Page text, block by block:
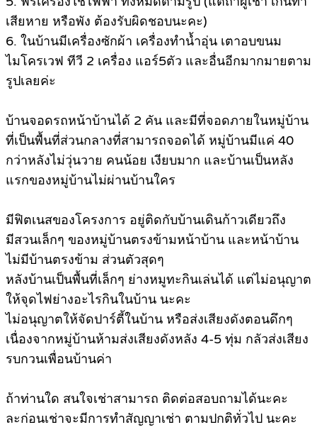
เสียหาย หรือพัง ต้องรับผิดชอบนะคะ)
6. ในบ้านมีเครื่องซักผ้า เครื่องทำน้ำอุ่น เตาอบขนม
ไมโครเวฟ ทีวี 2 เครื่อง แอร์5ตัว และอื่นอีกมากมายตาม
รูปเลยค่ะ
บ้านจอดรถหน้าบ้านได้ 2 คัน และมีที่จอดภายในหมู่บ้าน
ที่เป็นพื้นที่ส่วนกลางที่สามารถจอดได้ หมู่บ้านมีแค่ 40
กว่าหลังไม่วุ่นวาย คนน้อย เงียบมาก และบ้านเป็นหลัง
แรกของหมู่บ้านไม่ผ่านบ้านใคร
มีฟิตเนสของโครงการ อยู่ติดกับบ้านเดินก้าวเดียวถึง
มีสวนเล็กๆ ของหมู่บ้านตรงข้ามหน้าบ้าน และหน้าบ้าน
ไม่มีบ้านตรงข้าม ส่วนตัวสุดๆ
หลังบ้านเป็นพื้นที่เล็กๆ ย่างหมูทะกินเล่นได้ แต่ไม่อนุญาต
ให้จุดไฟย่างอะไรกินในบ้าน นะคะ
ไม่อนุญาตให้จัดปาร์ตี้ในบ้าน หรือส่งเสียงดังตอนดึกๆ
เนื่องจากหมู่บ้านห้ามส่งเสียงดังหลัง 4-5 ทุ่ม กลัวส่งเสียง
รบกวนเพื่อนบ้านค่า
ถ้าท่านใด สนใจเช่าสามารถ ติดต่อสอบถามได้นะคะ
ละก่อนเช่าจะมีการทำสัญญาเช่า ตามปกติทั่วไป นะคะ